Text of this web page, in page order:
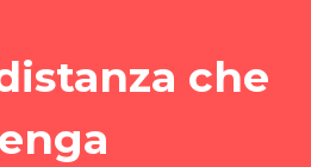
che